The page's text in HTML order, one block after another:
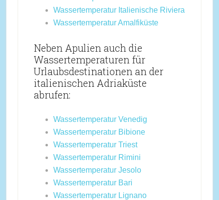
Wassertemperatur Italienische Riviera
Wassertemperatur Amalfiküste
Neben Apulien auch die
Wassertemperaturen für
Urlaubsdestinationen an der
italienischen Adriaküste
abrufen:
Wassertemperatur Venedig
Wassertemperatur Bibione
Wassertemperatur Triest
Wassertemperatur Rimini
Wassertemperatur Jesolo
Wassertemperatur Bari
Wassertemperatur Lignano